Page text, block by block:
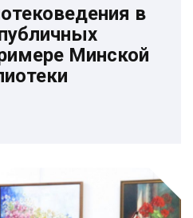
в
Минской